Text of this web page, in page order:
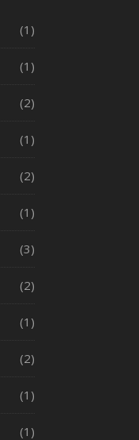
(1)
(1)
(2)
(1)
(2)
(1)
(3)
(2)
(1)
(2)
(1)
(1)